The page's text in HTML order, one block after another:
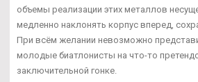
объемы реализации этих металлов
медленно наклонять корпус вперед,
При всём желании невозможно
молодые биатлонисты на что-то
заключительной гонке.